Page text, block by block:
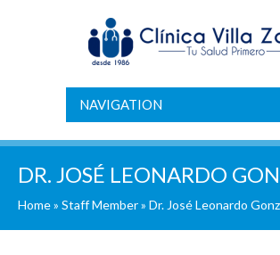
NAVIGATION
DR. JOSÉ LEONARDO
Home» Staff Member» Dr. José Leonardo